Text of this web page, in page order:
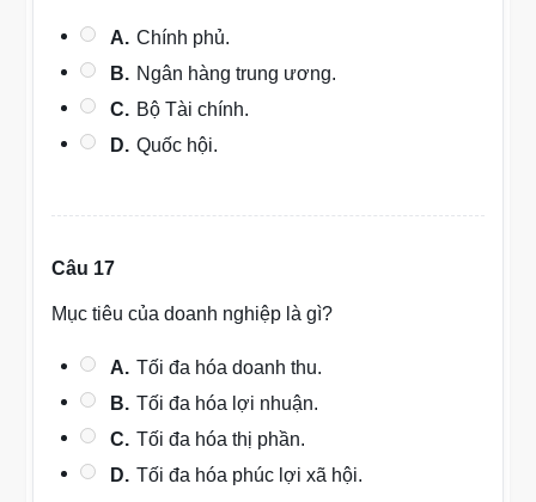
A. Chính phủ.
B. Ngân hàng trung ương.
C. Bộ Tài chính.
D. Quốc hội.
Câu 17
Mục tiêu của doanh nghiệp là gì?
A. Tối đa hóa doanh thu.
B. Tối đa hóa lợi nhuận.
C. Tối đa hóa thị phần.
D. Tối đa hóa phúc lợi xã hội.